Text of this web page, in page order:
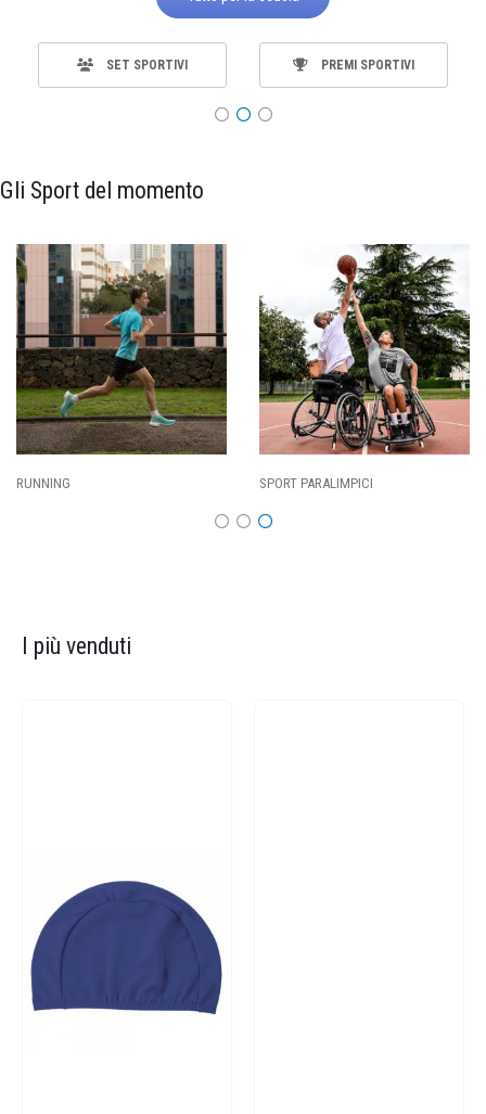
SET SPORTIVI PREMI SPORTIVI
Gli Sport del momento
SPORT PARALIMPICI CALCIO
I più venduti